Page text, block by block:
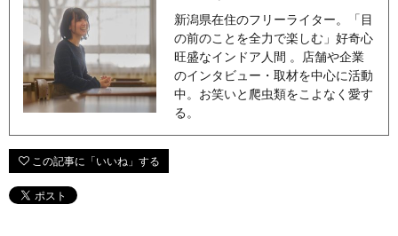
新潟県在住のフリーライター。「目
の前のことを全力で楽しむ」好奇心
旺盛なインドア人間 。店舗や企業
のインタビュー・取材を中心に活動
中。お笑いと爬虫類をこよなく愛す
る。